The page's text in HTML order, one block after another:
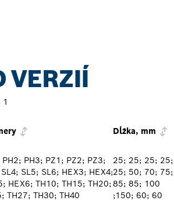
VERZIÍ
1
Dĺžka, mm
PH2; PH3; PZ1; PZ2; PZ3;
SL5; SL6; HEX3; HEX4;
HEX6; TH10; TH15; TH20;
TH27; TH30; TH40
25; 25; 25; 25;
25; 50; 70; 75;
85; 85; 100
;150; 60; 60